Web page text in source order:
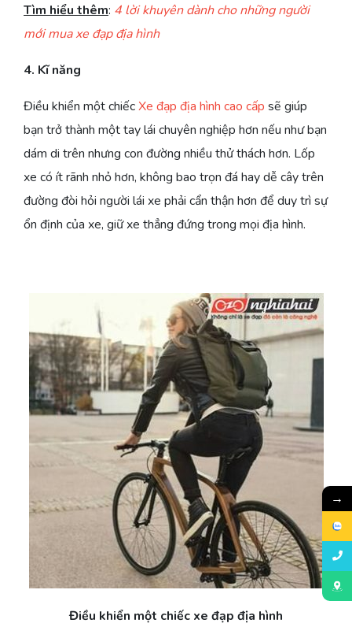
Tìm hiểu thêm: 4 lời khuyên dành cho những người
mới mua xe đạp địa hình
4. Kĩ năng
Điều khiển một chiếcXe đạp địa hình cao cấp sẽ giúp
bạn trở thành một tay lái chuyên nghiệp hơn nếu như bạn
dám di trên nhưng con đường nhiều thử thách hơn. Lốp
xe có ít rãnh nhỏ hơn, không bao trọn đá hay dễ cây trên
đường đòi hỏi người lái xe phải cẩn thận hơn để duy trì sự
ổn định của xe, giữ xe thẳng đứng trong mọi địa hình.
Điều khiển một chiếc xe đạp địa hình
→